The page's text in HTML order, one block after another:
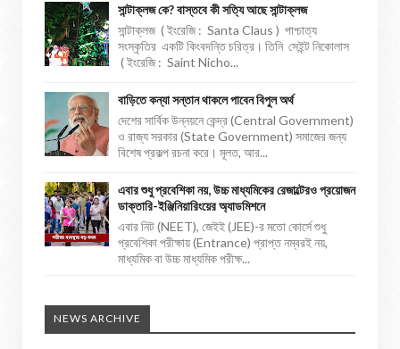
সান্টাক্লজ কে? বাস্তবে কী সত্যি আছে সান্টাক্লজ
সান্টাক্লজ ( ইংরেজি : Santa Claus ) পাশ্চাত্য
সংস্কৃতির একটি কিংবদন্তি চরিত্র। তিনি সেইন্ট নিকোলাস
( ইংরেজি : Saint Nicho...
বাড়িতে কন্যা সন্তান থাকলে পাবেন বিপুল অর্থ
দেশের সার্বিক উন্নয়নে কেন্দ্র (Central Government)
ও রাজ্য সরকার (State Government) সমাজের জন্য
বিশেষ প্রকল্প রচনা করে। মূলত, আর...
এবার শুধু প্রবেশিকা নয়, উচ্চ মাধ্যমিকের রেজাল্টেরও প্রয়োজন
ডাক্তারি-ইঞ্জিনিয়ারিংয়ের অ্যাডমিশনে
এবার নিট (NEET), জেইই (JEE)-র মতো কোর্সে শুধু
প্রবেশিকা পরীক্ষায় (Entrance) প্রাপ্ত নম্বরই নয়,
মাধ্যমিক বা উচ্চ মাধ্যমিক পরীক্ষ...
NEWS ARCHIVE